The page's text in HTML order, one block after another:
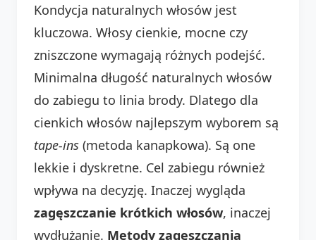
Kondycja naturalnych włosów jest
kluczowa. Włosy cienkie, mocne czy
zniszczone wymagają różnych podejść.
Minimalna długość naturalnych włosów
do zabiegu to linia brody. Dlatego dla
cienkich włosów najlepszym wyborem są
tape-ins (metoda kanapkowa). Są one
lekkie i dyskretne. Cel zabiegu również
wpływa na decyzję. Inaczej wygląda
zagęszczanie krótkich włosów, inaczej
wydłużanie. Metody zagęszczania